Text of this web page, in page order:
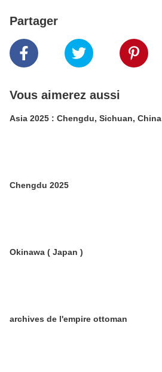
Partager
Vous aimerez aussi
Asia 2025 : Chengdu, Sichuan, China
Chengdu 2025
Okinawa ( Japan )
archives de l'empire ottoman